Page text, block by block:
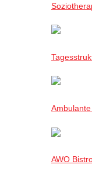
AWO